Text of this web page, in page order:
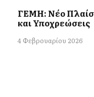
ΓΕΜΗ: Νέο
και Υποχρεώσεις
4 Φεβρουαρίου 2026